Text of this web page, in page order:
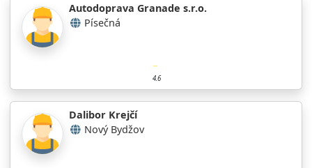
Autodoprava Granade s.r.o.
Písečná
4.6
Dalibor Krejčí
Nový Bydžov